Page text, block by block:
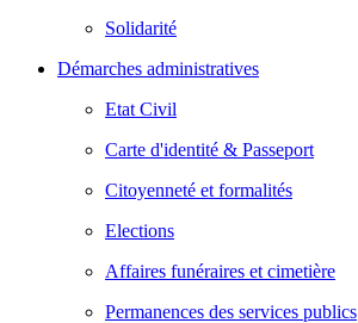
Solidarité
Démarches administratives
Etat Civil
Carte d'identité & Passeport
Citoyenneté et formalités
Elections
Affaires funéraires et cimetière
Permanences des services publics